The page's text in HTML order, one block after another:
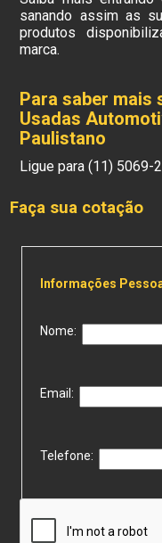
sanando assim as
produtos
marca.
Para saber mais
Usadas
Paulistano
Ligue para(11) 5069-
Faça sua cotação
Informações
Nome:
Email:
Telefone: